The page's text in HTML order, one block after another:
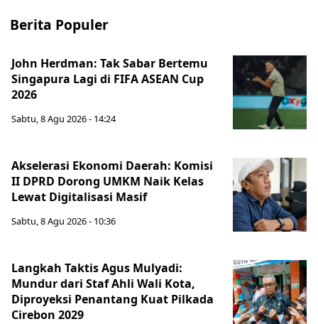
Berita Populer
John Herdman: Tak Sabar Bertemu
Singapura Lagi di FIFA ASEAN Cup
2026
Sabtu, 8 Agu 2026 - 14:24
Akselerasi Ekonomi Daerah: Komisi
II DPRD Dorong UMKM Naik Kelas
Lewat Digitalisasi Masif
Sabtu, 8 Agu 2026 - 10:36
Langkah Taktis Agus Mulyadi:
Mundur dari Staf Ahli Wali Kota,
Diproyeksi Penantang Kuat Pilkada
Cirebon 2029